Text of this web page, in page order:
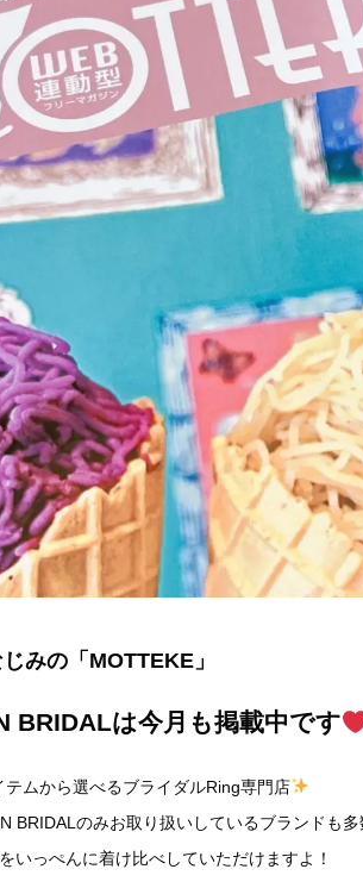
みの「MOTTEKE」
BRIDALは今月も掲載中です
ムから選べるブライダルRing専門店
BRIDALのみお取り扱いしているブランドも多
いっぺんに着け比べしていただけますよ！